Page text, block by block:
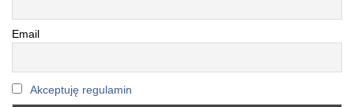
Email
Akceptuję regulamin